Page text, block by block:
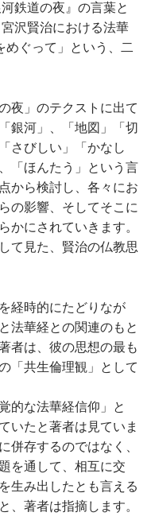
鉄道の夜』の言葉と
沢賢治における法華
めぐって」という、二
夜」のテクストに出て
銀河」、「地図」「切
さびしい」「かなし
「ほんたう」という言
から検討し、各々にお
の影響、そしてそこに
かにされていきます。
て見た、賢治の仏教思
経時的にたどりなが
法華経との関連のもと
者は、彼の思想の最も
「共生倫理観」として
的な法華経信仰」と
いたと著者は見ていま
併存するのではなく、
を通して、相互に交
生み出したとも言える
、著者は指摘します。